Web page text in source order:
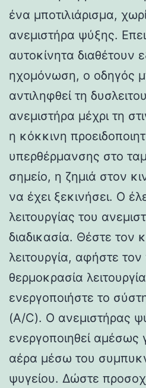
ένα μποτιλιάρισμα,
ανεμιστήρα ψύξης.
αυτοκίνητα διαθέτουν
ηχομόνωση, ο οδηγός
αντιληφθεί τη
ανεμιστήρα μέχρι τη
η κόκκινη
υπερθέρμανσης στο
σημείο, η ζημιά στον
να έχει ξεκινήσει. Ο
λειτουργίας του
διαδικασία. Θέστε τον
λειτουργία, αφήστε
θερμοκρασία
ενεργοποιήστε το
(A/C). Ο ανεμιστήρας
ενεργοποιηθεί αμέσως
αέρα μέσω του
ψυγείου. Δώστε